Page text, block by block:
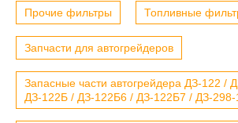
Прочие фильтры Топливные
Запчасти для автогрейдеров
Запасные части автогрейдера ДЗ-122 /
ДЗ-122Б / ДЗ-122Б6 / ДЗ-122Б7 / ДЗ-